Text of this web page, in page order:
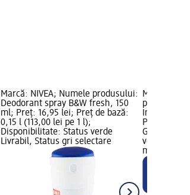
Marcă: NIVEA; Numele produsului:
Deodorant spray B&W fresh, 150
ml; Preț: 16,95 lei; Preț de bază:
0,15 l (113,00 lei pe 1 l);
Disponibilitate: Status verde
Livrabil, Status gri selectare
Marcă:
produsului:
Invisible,
Preț de
Grafică
verde
magazin